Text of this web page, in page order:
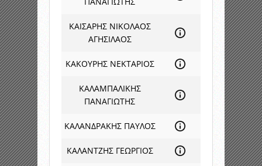
ΚΑΙΣΑΡΗΣ ΝΙΚΟΛΑΟΣ
ΑΓΗΣΙΛΑΟΣ
ΚΑΚΟΥΡΗΣ ΝΕΚΤΑΡΙΟΣ
ΚΑΛΑΜΠΑΛΙΚΗΣ
ΠΑΝΑΓΙΩΤΗΣ
ΚΑΛΑΝΔΡΑΚΗΣ ΠΑΥΛΟΣ
ΚΑΛΑΝΤΖΗΣ ΓΕΩΡΓΙΟΣ